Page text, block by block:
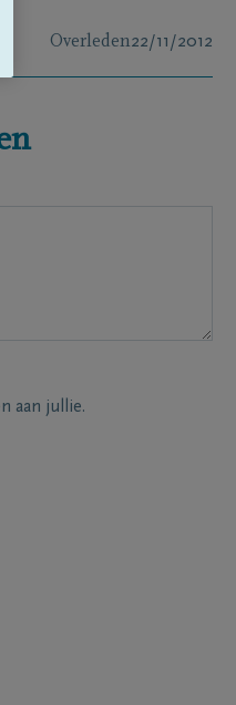
Overleden22/11/2012
aan jullie.